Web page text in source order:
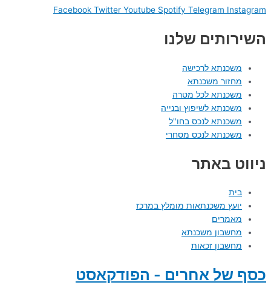
Facebook Twitter Youtube Spotify Telegram Instagram
השירותים שלנו
משכנתא לרכישה
מחזור משכנתא
משכנתא לכל מטרה
משכנתא לשיפוץ ובנייה
משכנתא לנכס בחו"ל
משכנתא לנכס מסחרי
ניווט באתר
בית
יועץ משכנתאות מומלץ במרכז
מאמרים
מחשבון משכנתא
מחשבון זכאות
כסף של אחרים - הפודקאסט